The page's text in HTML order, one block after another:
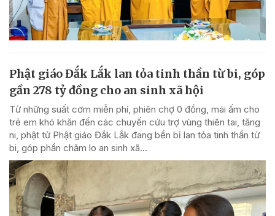
Phật giáo Đắk Lắk lan tỏa tinh thần từ bi, góp
gần 278 tỷ đồng cho an sinh xã hội
Từ những suất cơm miễn phí, phiên chợ 0 đồng, mái ấm cho
trẻ em khó khăn đến các chuyến cứu trợ vùng thiên tai, tăng
ni, phật tử Phật giáo Đắk Lắk đang bền bỉ lan tỏa tinh thần từ
bi, góp phần chăm lo an sinh xã...